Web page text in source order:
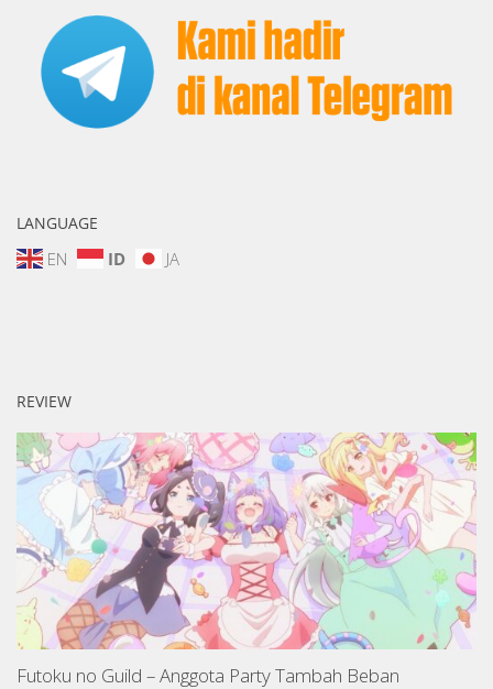
LANGUAGE
EN ID JA
REVIEW
Futoku no Guild – Anggota Party Tambah Beban